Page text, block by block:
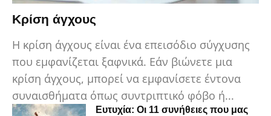
Κρίση άγχους
Η κρίση άγχους είναι ένα επεισόδιο σύγχυσης
που εμφανίζεται ξαφνικά. Εάν βιώνετε μια
κρίση άγχους, μπορεί να εμφανίσετε έντονα
συναισθήματα όπως συντριπτικό φόβο ή...
Ευτυχία: Οι 11 συνήθειες που μας